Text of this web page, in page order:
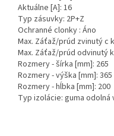
Aktuálne [A]: 16
Typ zásuvky: 2P+Z
Ochranné clonky : Áno
Max. Záťaž/prúd zvinutý c
Max. Záťaž/prúd odvinutý
Rozmery - šírka [mm]: 265
Rozmery - výška [mm]: 365
Rozmery - hĺbka [mm]: 200
Typ izolácie: guma odolná